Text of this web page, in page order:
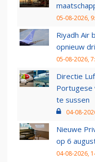
05-08-2026,
Riyadh Air
opnieuw
05-08-2026,
Directie
Portugese
te sussen
04-08-
Nieuwe
op 6
04-08-2026,